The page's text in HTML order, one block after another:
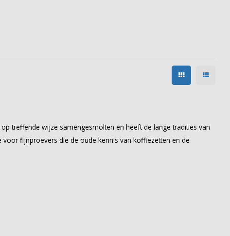
treffende wijze samengesmolten en heeft de lange tradities van
fijnproevers die de oude kennis van koffiezetten en de